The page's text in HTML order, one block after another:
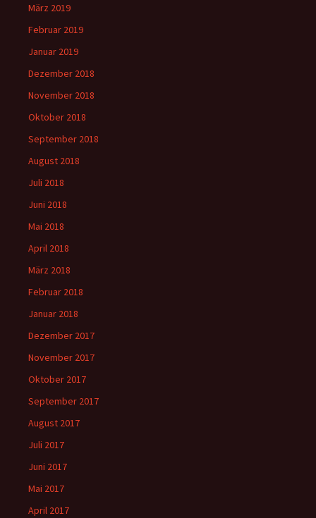
März 2019
Februar 2019
Januar 2019
Dezember 2018
November 2018
Oktober 2018
September 2018
August 2018
Juli 2018
Juni 2018
Mai 2018
April 2018
März 2018
Februar 2018
Januar 2018
Dezember 2017
November 2017
Oktober 2017
September 2017
August 2017
Juli 2017
Juni 2017
Mai 2017
April 2017